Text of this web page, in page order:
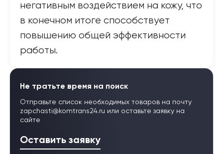
негативным воздействием на кожу, что
в конечном итоге способствует
повышению общей эффективности
работы.
Не тратьте время на поиск
Отправьте список необходимых товаров на почту
zapchasti@komtrans24.ru или оставьте заявку на
сайте
Оставить заявку